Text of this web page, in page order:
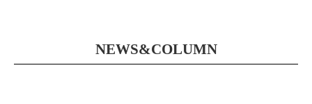
NEWS&COLUMN